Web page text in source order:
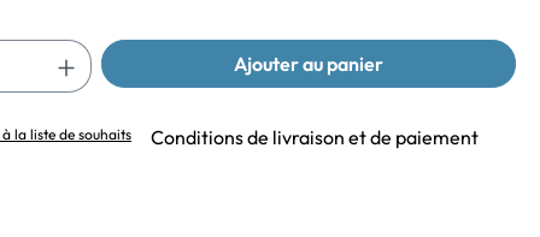
Ajouter au panier
la liste de souhaits Conditions de livraison et de paiement